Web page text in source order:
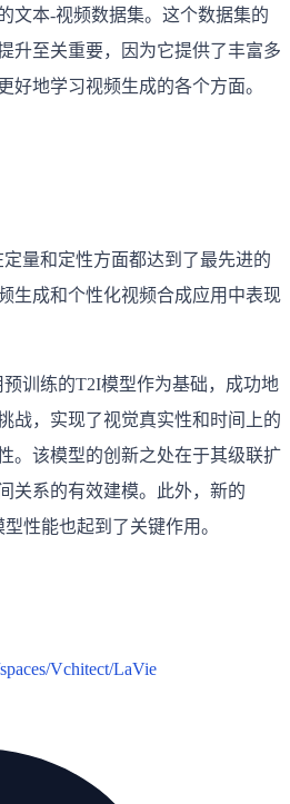
文本-视频数据集。这个数据集的
升至关重要，因为它提供了丰富多
好地学习视频生成的各个方面。
量和定性方面都达到了最先进的
生成和个性化视频合成应用中表现
训练的T2I模型作为基础，成功地
战，实现了视觉真实性和时间上的
。该模型的创新之处在于其级联扩
关系的有效建模。此外，新的
性能也起到了关键作用。
Vchitect/LaVie